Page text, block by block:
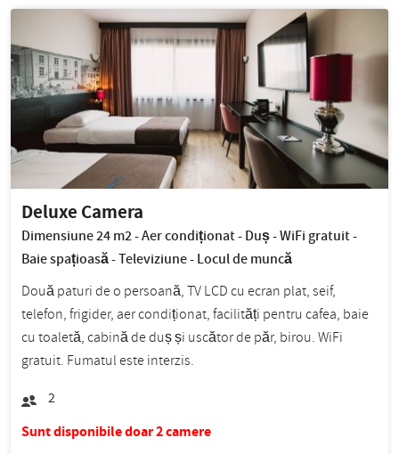
Deluxe Camera
Dimensiune 24 m2 - Aer condiționat - Duș - WiFi gratuit -
Baie spațioasă - Televiziune - Locul de muncă
Două paturi de o persoană, TV LCD cu ecran plat, seif,
telefon, frigider, aer condiționat, facilități pentru cafea, baie
cu toaletă, cabină de duș și uscător de păr, birou. WiFi
gratuit. Fumatul este interzis.
2
Sunt disponibile doar 2 camere